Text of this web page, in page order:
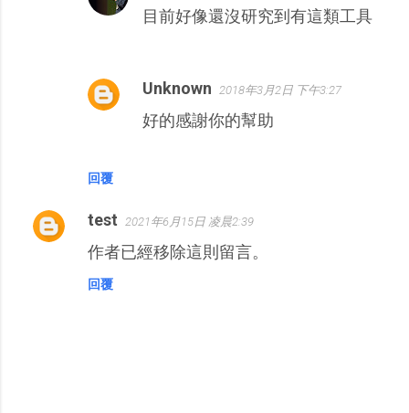
回覆
目前好像還沒研究到有這類工具
Unknown 2018年3月2日 下午3:27
好的感謝你的幫助
test 2021年6月15日 凌晨2:39
作者已經移除這則留言。
回覆